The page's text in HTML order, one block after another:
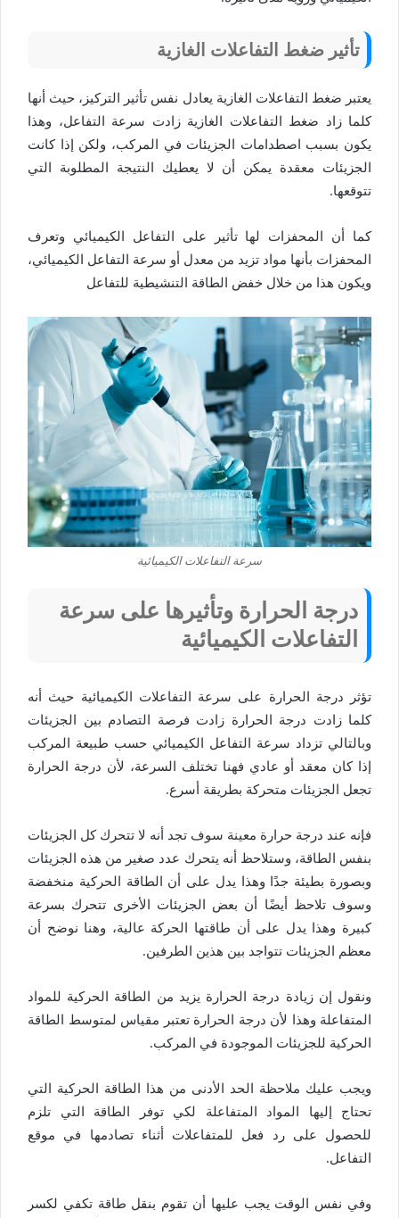
تأثير ضغط التفاعلات الغازية
يعتبر ضغط التفاعلات الغازية يعادل نفس تأثير التركيز، حيث أنها
كلما زاد ضغط التفاعلات الغازية زادت سرعة التفاعل، وهذا
يكون بسبب اصطدامات الجزيئات في المركب، ولكن إذا كانت
الجزيئات معقدة يمكن أن لا يعطيك النتيجة المطلوبة التي
تتوقعها.
كما أن المحفزات لها تأثير على التفاعل الكيميائي وتعرف
المحفزات بأنها مواد تزيد من معدل أو سرعة التفاعل الكيميائي،
ويكون هذا من خلال خفض الطاقة التنشيطية للتفاعل
سرعة التفاعلات الكيميائية
درجة الحرارة وتأثيرها على سرعة
التفاعلات الكيميائية
تؤثر درجة الحرارة على سرعة التفاعلات الكيميائية حيث أنه
كلما زادت درجة الحرارة زادت فرصة التصادم بين الجزيئات
وبالتالي تزداد سرعة التفاعل الكيميائي حسب طبيعة المركب
إذا كان معقد أو عادي فهنا تختلف السرعة، لأن درجة الحرارة
تجعل الجزيئات متحركة بطريقة أسرع.
فإنه عند درجة حرارة معينة سوف تجد أنه لا تتحرك كل الجزيئات
بنفس الطاقة، وستلاحظ أنه يتحرك عدد صغير من هذه الجزيئات
وبصورة بطيئة جدًا وهذا يدل على أن الطاقة الحركية منخفضة
وسوف تلاحظ أيضًا أن بعض الجزيئات الأخرى تتحرك بسرعة
كبيرة وهذا يدل على أن طاقتها الحركة عالية، وهنا نوضح أن
معظم الجزيئات تتواجد بين هذين الطرفين.
ونقول إن زيادة درجة الحرارة يزيد من الطاقة الحركية للمواد
المتفاعلة وهذا لأن درجة الحرارة تعتبر مقياس لمتوسط الطاقة
الحركية للجزيئات الموجودة في المركب.
ويجب عليك ملاحظة الحد الأدنى من هذا الطاقة الحركية التي
تحتاج إليها المواد المتفاعلة لكي توفر الطاقة التي تلزم
للحصول على رد فعل للمتفاعلات أثناء تصادمها في موقع
التفاعل.
وفي نفس الوقت يجب عليها أن تقوم بنقل طاقة تكفي لكسر